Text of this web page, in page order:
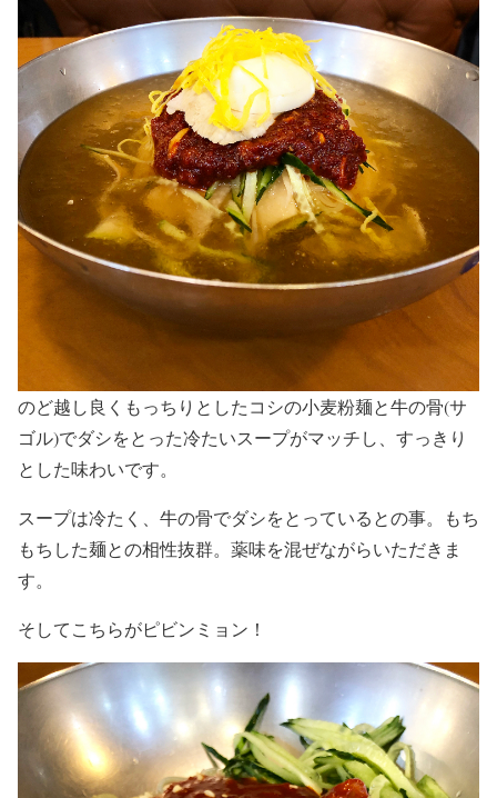
のど越し良くもっちりとしたコシの小麦粉麺と牛の骨(サ
ゴル)でダシをとった冷たいスープがマッチし、すっきり
とした味わいです。
スープは冷たく、牛の骨でダシをとっているとの事。もち
もちした麺との相性抜群。薬味を混ぜながらいただきま
す。
そしてこちらがピビンミョン！